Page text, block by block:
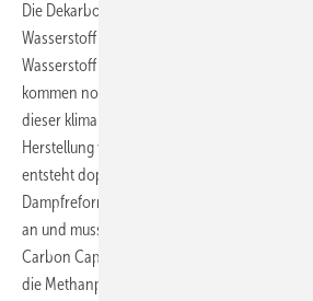
Die Dekarbonisierung von Erdgas (Methan)
Wasserstoff bedeutet, dass zur Gewinnung
Wasserstoff allein stofflich 1,67 kWh Methan
kommen noch der Energieaufwand für den
dieser klimaneutral erzeugt werden. Stofflich
Herstellung von blauem Wasserstoff mittels
entsteht doppelt so viel Wasserstoff wie bei
Dampfreformierung fällt der Kohlenstoff
an und muss in der Regel unter Einsatz von
Carbon Capture and Storage) und zuvor
die Methanpyrolyse günstiger: Der erhaltene